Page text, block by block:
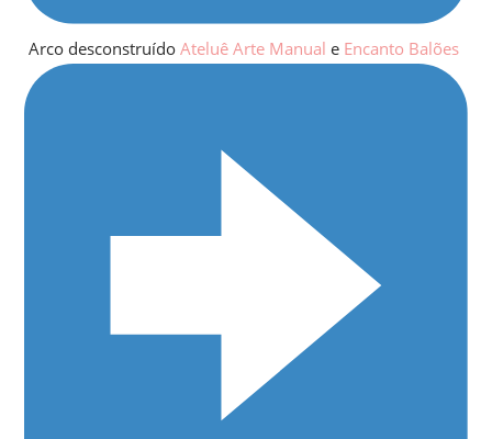
Arco desconstruídoAteluê Arte Manual e Encanto Balões